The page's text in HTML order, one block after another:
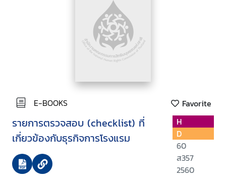
E-BOOKS Favorite
รายการตรวจสอบ (checklist) ที่
เกี่ยวข้องกับธุรกิจการโรงแรม
H
D
60
ส357
2560